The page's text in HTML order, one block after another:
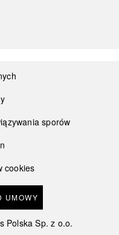
sporów
cookies
UMOWY
Polska Sp. z o.o.